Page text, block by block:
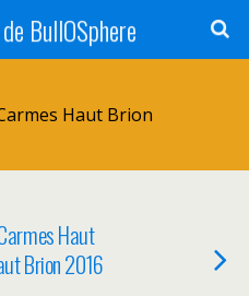
BullOSphere
Haut Brion
Haut
Brion 2016